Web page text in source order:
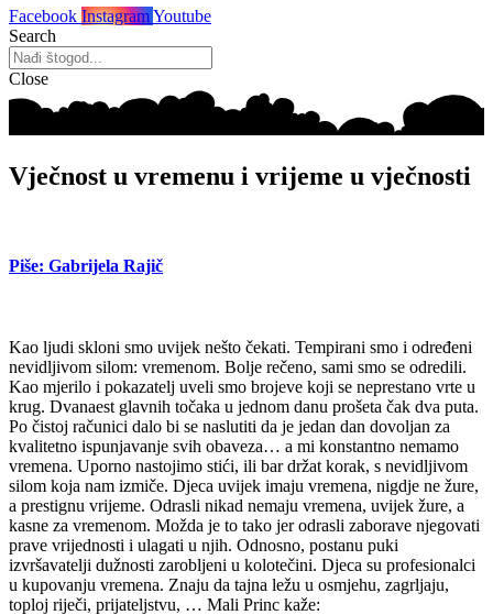
Facebook InstagramYoutube
Search
Close
Vječnost u vremenu i vrijeme u vječnosti
Piše: Gabrijela Rajič
Kao ljudi skloni smo uvijek nešto čekati. Tempirani smo i određeni
nevidljivom silom: vremenom. Bolje rečeno, sami smo se odredili.
Kao mjerilo i pokazatelj uveli smo brojeve koji se neprestano vrte u
krug. Dvanaest glavnih točaka u jednom danu prošeta čak dva puta.
Po čistoj računici dalo bi se naslutiti da je jedan dan dovoljan za
kvalitetno ispunjavanje svih obaveza… a mi konstantno nemamo
vremena. Uporno nastojimo stići, ili bar držat korak, s nevidljivom
silom koja nam izmiče. Djeca uvijek imaju vremena, nigdje ne žure,
a prestignu vrijeme. Odrasli nikad nemaju vremena, uvijek žure, a
kasne za vremenom. Možda je to tako jer odrasli zaborave njegovati
prave vrijednosti i ulagati u njih. Odnosno, postanu puki
izvršavatelji dužnosti zarobljeni u kolotečini. Djeca su profesionalci
u kupovanju vremena. Znaju da tajna ležu u osmjehu, zagrljaju,
toploj riječi, prijateljstvu, … Mali Princ kaže: